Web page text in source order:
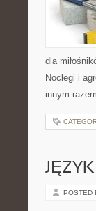
dla
Noclegi i
innym
POSTED